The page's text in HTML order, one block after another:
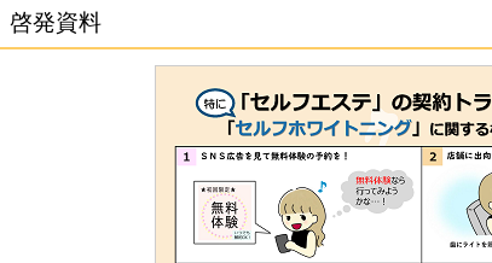
啓発資料